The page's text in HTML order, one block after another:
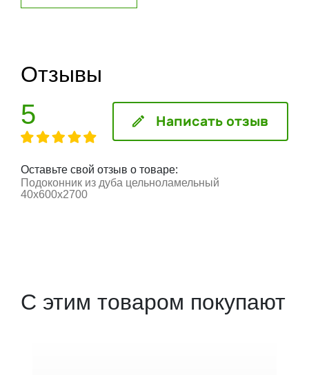
Отзывы
5 Написать отзыв
Оставьте свой отзыв о товаре:
Подоконник из дуба цельноламельный
40х600х2700